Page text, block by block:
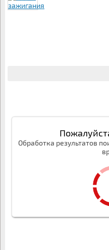
Обработка результатов